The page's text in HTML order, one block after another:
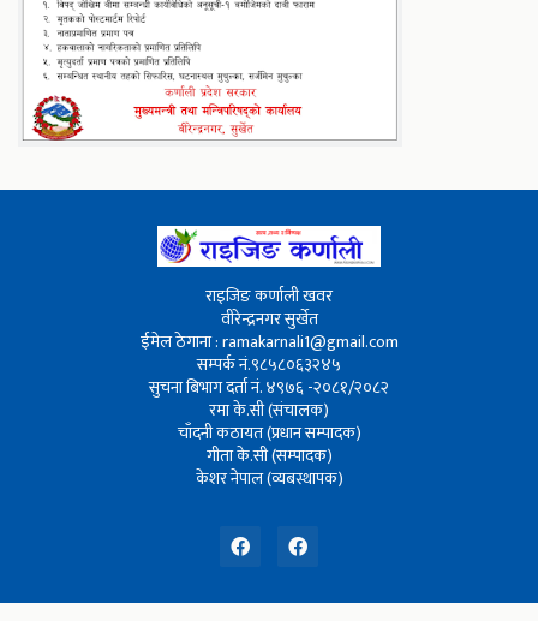
राइजिङ कर्णाली खवर
वीरेन्द्रनगर सुर्खेत
ईमेल ठेगाना : ramakarnali1@gmail.com
सम्पर्क नं.९८५८०६३२४५
सुचना बिभाग दर्ता नं. ४९७६ -२०८१/२०८२
रमा के.सी (संचालक)
चाँदनी कठायत (प्रधान सम्पादक)
गीता के.सी (सम्पादक)
केशर नेपाल (व्यबस्थापक)